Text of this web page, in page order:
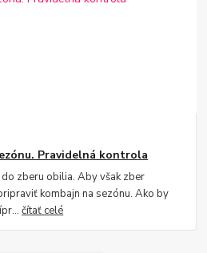
Pravidelná kontrola
zberu obilia. Aby však zber
kombajn na sezónu. Ako by
čítať celé